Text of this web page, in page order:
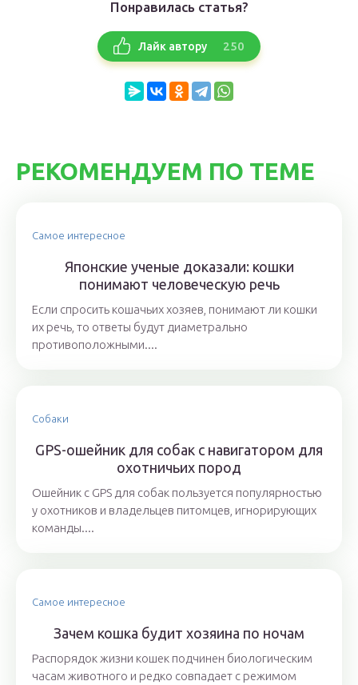
Понравилась статья?
Лайк автору 250
РЕКОМЕНДУЕМ ПО ТЕМЕ
Самое интересное
Японские ученые доказали: кошки
понимают человеческую речь
Если спросить кошачьих хозяев, понимают ли кошки
их речь, то ответы будут диаметрально
противоположными....
Собаки
GPS-ошейник для собак с навигатором для
охотничьих пород
Ошейник с GPS для собак пользуется популярностью
у охотников и владельцев питомцев, игнорирующих
команды....
Самое интересное
Зачем кошка будит хозяина по ночам
Распорядок жизни кошек подчинен биологическим
часам животного и редко совпадает с режимом